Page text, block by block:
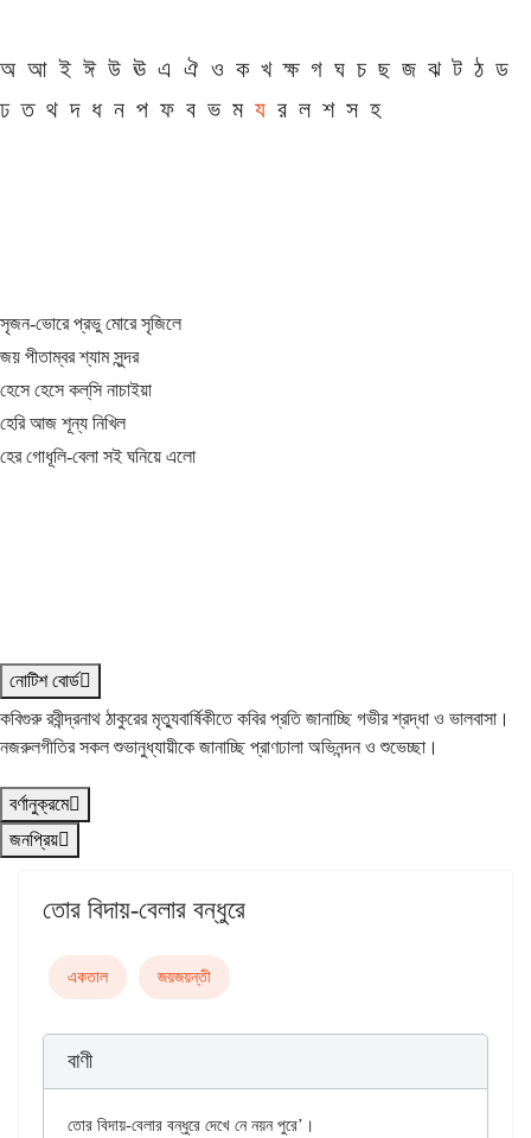
অ আ ই ঈ উ ঊ এ ঐ ও ক খ ক্ষ গ ঘ চ ছ জ ঝ ট ঠ ড
ঢ ত থ দ ধ ন প ফ ব ভ ম য র ল শ স হ
সৃজন-ভোরে প্রভু মোরে সৃজিলে
জয় পীতাম্বর শ্যাম সুন্দর
হেসে হেসে কল্‌সি নাচাইয়া
হেরি আজ শূন্য নিখিল
হের গোধূলি-বেলা সই ঘনিয়ে এলো
নোটিশ বোর্ড
কবিগুরু রবীন্দ্রনাথ ঠাকুরের মৃত্যুবার্ষিকীতে কবির প্রতি জানাচ্ছি গভীর শ্রদ্ধা ও ভালবাসা।
নজরুলগীতির সকল শুভানুধ্যায়ীকে জানাচ্ছি প্রাণঢালা অভিনন্দন ও শুভেচ্ছা।
বর্ণানুক্রমে
জনপ্রিয়
তোর বিদায়-বেলার বন্ধুরে
একতাল জয়জয়ন্তী
বাণী
তোর বিদায়-বেলার বন্ধুরে দেখে নে নয়ন পুরে’।